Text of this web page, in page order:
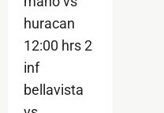
huracan
12:00 hrs 2
inf
bellavista